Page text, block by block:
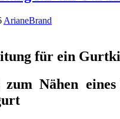
ArianeBrand
für ein
zum Nähen